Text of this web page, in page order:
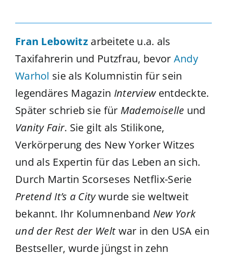
Fran Lebowitz arbeitete u.a. als
Taxifahrerin und Putzfrau, bevor Andy
Warhol sie als Kolumnistin für sein
legendäres Magazin Interviewentdeckte.
Später schrieb sie für Mademoiselle und
Vanity Fair. Sie gilt als Stilikone,
Verkörperung des New Yorker Witzes
und als Expertin für das Leben an sich.
Durch Martin Scorseses Netflix-Serie
Pretend It’s a Citywurde sie weltweit
bekannt. Ihr Kolumnenband New York
und der Rest der Welt war in den USA ein
Bestseller, wurde jüngst in zehn